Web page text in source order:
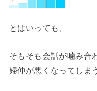
とはいっても、
そもそも会話が噛み合
婦仲が悪くなってしま